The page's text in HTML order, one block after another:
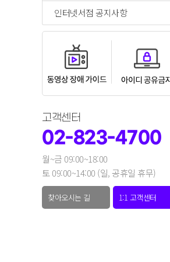
인터넷서점 공지사항
고객센터
02-823-4700
월~금 09:00~18:00
토 09:00~14:00 (일, 공휴일 휴무)
찾아오시는 길 1:1 고객센터